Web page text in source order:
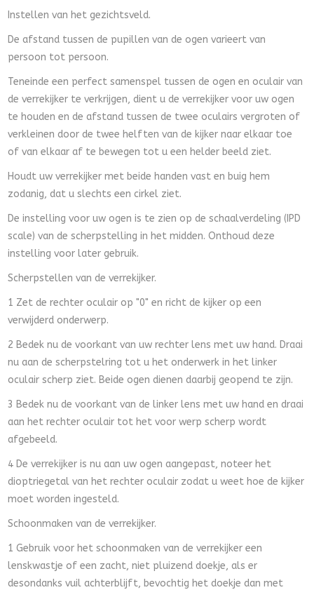
Instellen van het gezichtsveld.
De afstand tussen de pupillen van de ogen varieert van
persoon tot persoon.
Teneinde een perfect samenspel tussen de ogen en oculair van
de verrekijker te verkrijgen, dient u de verrekijker voor uw ogen
te houden en de afstand tussen de twee oculairs vergroten of
verkleinen door de twee helften van de kijker naar elkaar toe
of van elkaar af te bewegen tot u een helder beeld ziet.
Houdt uw verrekijker met beide handen vast en buig hem
zodanig, dat u slechts een cirkel ziet.
De instelling voor uw ogen is te zien op de schaalverdeling (IPD
scale) van de scherpstelling in het midden. Onthoud deze
instelling voor later gebruik.
Scherpstellen van de verrekijker.
1 Zet de rechter oculair op "0" en richt de kijker op een
verwijderd onderwerp.
2 Bedek nu de voorkant van uw rechter lens met uw hand. Draai
nu aan de scherpstelring tot u het onderwerk in het linker
oculair scherp ziet. Beide ogen dienen daarbij geopend te zijn.
3 Bedek nu de voorkant van de linker lens met uw hand en draai
aan het rechter oculair tot het voor werp scherp wordt
afgebeeld.
4 De verrekijker is nu aan uw ogen aangepast, noteer het
dioptriegetal van het rechter oculair zodat u weet hoe de kijker
moet worden ingesteld.
Schoonmaken van de verrekijker.
1 Gebruik voor het schoonmaken van de verrekijker een
lenskwastje of een zacht, niet pluizend doekje, als er
desondanks vuil achterblijft, bevochtig het doekje dan met